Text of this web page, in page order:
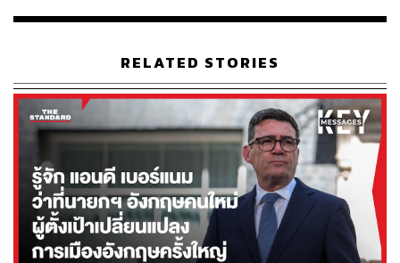
STANDARD ECONOMIC FORUM ที่https://www.eventpo
p.me/e/8705-economic-forum
พิสูจน์อักษร: ภาสิณี เพิ่มพันธุ์พงศ์
รายงาน กรณัช พลอยสวาท
ติดตามข่าวสารการลงทุนเพิ่มเติมได้ที่:www.efinancethai.co
m
TAGS: บริษัท ดุสิตธานี จำกัด (มหาชน)
เชื้อไวรัสโคโรนา
ณรงค์ชัย ว่องธนะวิโมกษ์
RELATED STORIES